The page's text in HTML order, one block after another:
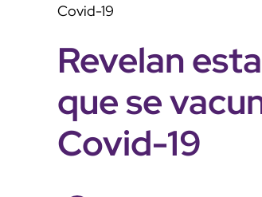
Covid-19
Revelan
que se
Covid-19